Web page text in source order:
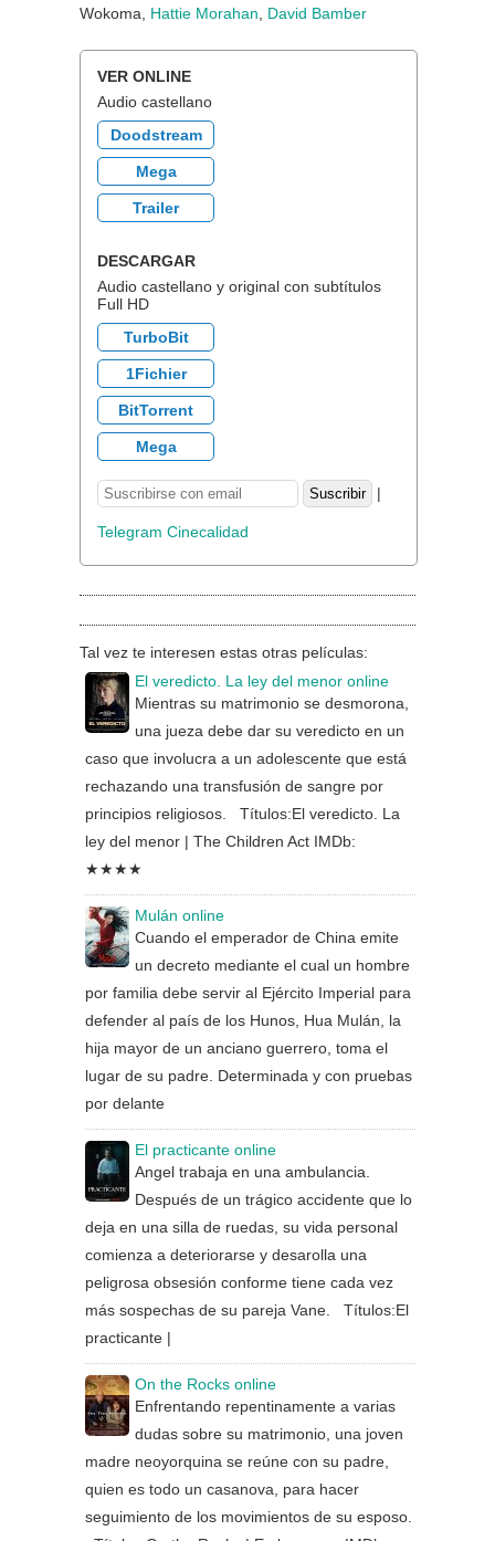
Wokoma, Hattie Morahan, David Bamber
VER ONLINE
Audio castellano
Doodstream
Mega
Trailer
DESCARGAR
Audio castellano y original con subtítulos
Full HD
TurboBit
1Fichier
BitTorrent
Mega
|
Telegram Cinecalidad
Tal vez te interesen estas otras películas:
El veredicto. La ley del menor online
Mientras su matrimonio se desmorona,
una jueza debe dar su veredicto en un
caso que involucra a un adolescente que está
rechazando una transfusión de sangre por
principios religiosos. Títulos:El veredicto. La
ley del menor | The Children Act IMDb:
★★★★
Mulán online
Cuando el emperador de China emite
un decreto mediante el cual un hombre
por familia debe servir al Ejército Imperial para
defender al país de los Hunos, Hua Mulán, la
hija mayor de un anciano guerrero, toma el
lugar de su padre. Determinada y con pruebas
por delante
El practicante online
Angel trabaja en una ambulancia.
Después de un trágico accidente que lo
deja en una silla de ruedas, su vida personal
comienza a deteriorarse y desarolla una
peligrosa obsesión conforme tiene cada vez
más sospechas de su pareja Vane. Títulos:El
practicante |
On the Rocks online
Enfrentando repentinamente a varias
dudas sobre su matrimonio, una joven
madre neoyorquina se reúne con su padre,
quien es todo un casanova, para hacer
seguimiento de los movimientos de su esposo.